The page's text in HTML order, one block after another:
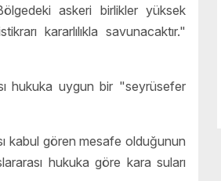
askeri birlikler yüksek
kararlılıkla savunacaktır."
hukuka uygun bir "seyrüsefer
kabul gören mesafe olduğunun
hukuka göre kara suları